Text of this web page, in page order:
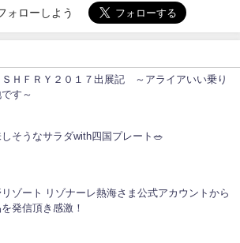
ォローしよう
ＳＨＦＲＹ２０１７出展記 ～アライアいい乗り
す～
そうなサラダwith四国プレート🥗
リゾート リゾナーレ熱海さま公式アカウントから
発信頂き感激！